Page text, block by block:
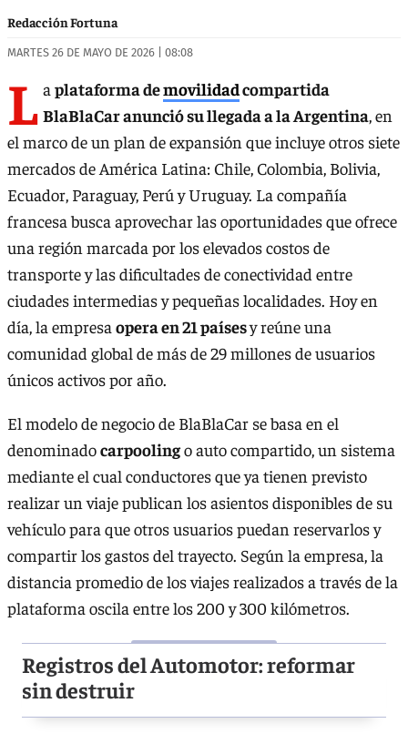
Redacción Fortuna
MARTES 26 DE MAYO DE 2026 | 08:08
L a plataforma demovilidadcompartida
BlaBlaCar anunció su llegada a la Argentina, en
el marco de un plan de expansión que incluye otros siete
mercados de América Latina: Chile, Colombia, Bolivia,
Ecuador, Paraguay, Perú y Uruguay. La compañía
francesa busca aprovechar las oportunidades que ofrece
una región marcada por los elevados costos de
transporte y las dificultades de conectividad entre
ciudades intermedias y pequeñas localidades. Hoy en
día, la empresa opera en 21 paísesy reúne una
comunidad global de más de 29 millones de usuarios
únicos activos por año.
El modelo de negocio de BlaBlaCar se basa en el
denominadocarpoolingo auto compartido, un sistema
mediante el cual conductores que ya tienen previsto
realizar un viaje publican los asientos disponibles de su
vehículo para que otros usuarios puedan reservarlos y
compartir los gastos del trayecto. Según la empresa, la
distancia promedio de los viajes realizados a través de la
plataforma oscila entre los 200 y 300 kilómetros.
Registros del Automotor: reformar
sin destruir